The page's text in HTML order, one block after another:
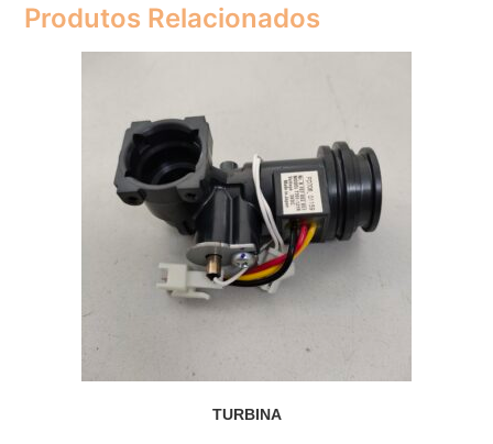
Produtos Relacionados
TURBINA